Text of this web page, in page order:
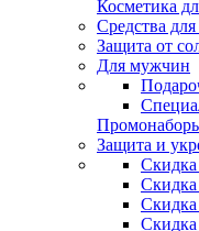
Косметика
Средства
Защита от
Для мужчин
Защита и